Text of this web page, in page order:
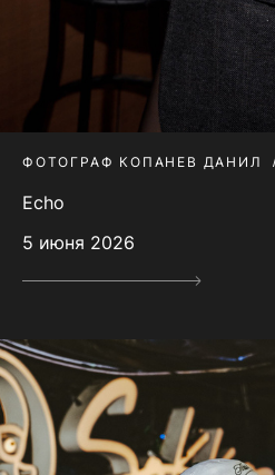
ФОТОГРАФ КОПАНЕВ ДАНИЛ
Echo
5 июня 2026